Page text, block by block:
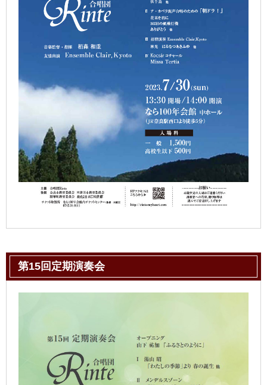
第15回定期演奏会